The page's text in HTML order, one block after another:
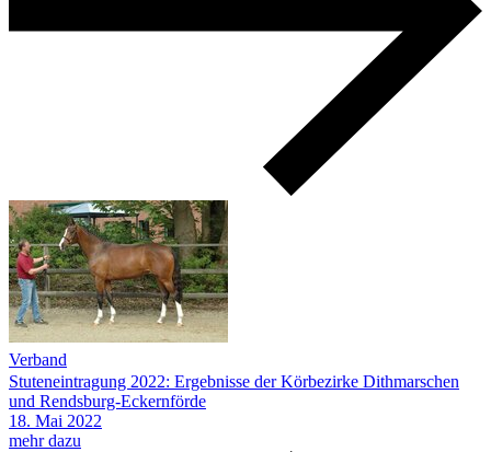
Verband
Stuteneintragung 2022: Ergebnisse der Körbezirke Dithmarschen
und Rendsburg-Eckernförde
18. Mai 2022
mehr dazu